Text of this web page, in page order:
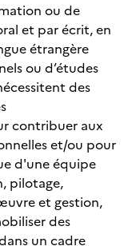
ou de
et par écrit, en
étrangère
ou d’études
des
contribuer aux
et/ou pour
d'une équipe
pilotage,
et gestion,
des
un cadre